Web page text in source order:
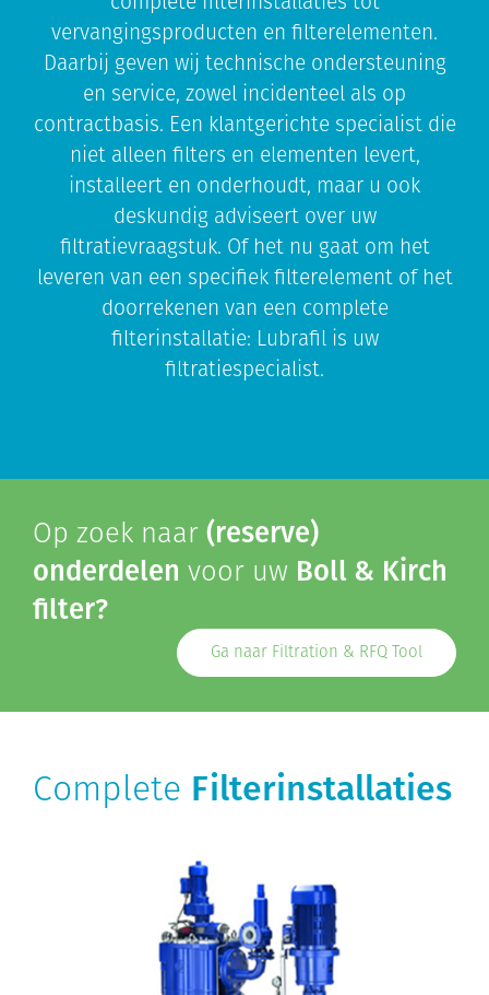
vervangingsproducten en filterelementen.
Daarbij geven wij technische ondersteuning
en service, zowel incidenteel als op
contractbasis. Een klantgerichte specialist die
niet alleen filters en elementen levert,
installeert en onderhoudt, maar u ook
deskundig adviseert over uw
filtratievraagstuk. Of het nu gaat om het
leveren van een specifiek filterelement of het
doorrekenen van een complete
filterinstallatie: Lubrafil is uw
filtratiespecialist.
Op zoek naar (reserve)
onderdelen voor uw Boll & Kirch
filter?
Ga naar Filtration & RFQ Tool
Complete Filterinstallaties